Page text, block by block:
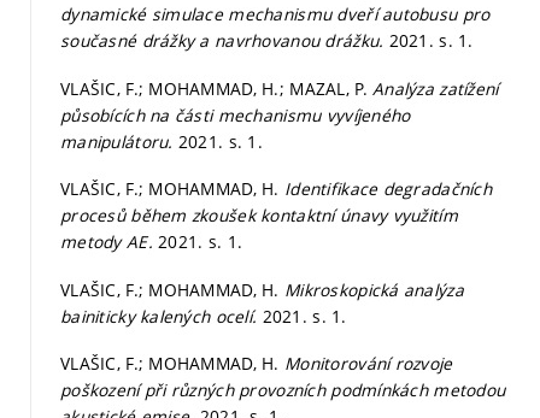
dynamické simulace mechanismu dveří autobusu pro
současné drážky a navrhovanou drážku. 2021.s. 1.
VLAŠIC, F.; MOHAMMAD, H.; MAZAL, P.Analýza zatížení
působících na části mechanismu vyvíjeného
manipulátoru. 2021. s. 1.
VLAŠIC, F.; MOHAMMAD, H. Identifikace degradačních
procesů během zkoušek kontaktní únavy využitím
metody AE.2021. s. 1.
VLAŠIC, F.; MOHAMMAD, H. Mikroskopická analýza
bainiticky kalených ocelí. 2021.s. 1.
VLAŠIC, F.; MOHAMMAD, H. Monitorování rozvoje
poškození při různých provozních podmínkách metodou